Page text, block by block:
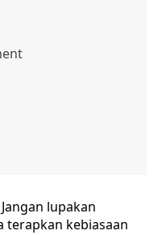
lupakan
terapkan kebiasaan